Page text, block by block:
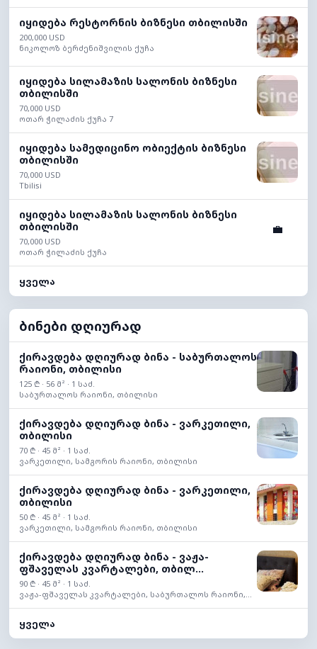
იყიდება რესტორნის ბიზნესი თბილისში
200,000 USD
ნიკოლოზ ბერძენიშვილის ქუჩა
იყიდება სილამაზის სალონის ბიზნესი
თბილისში
70,000 USD
ოთარ ჭილაძის ქუჩა 7
იყიდება სამედიცინო ობიექტის ბიზნესი
თბილისში
70,000 USD
Tbilisi
იყიდება სილამაზის სალონის ბიზნესი
თბილისში
70,000 USD
ოთარ ჭილაძის ქუჩა
💼
ყველა
ბინები დღიურად
ქირავდება დღიურად ბინა - საბურთალოს
რაიონი, თბილისი
125 ₾ · 56 მ² · 1 საძ.
საბურთალოს რაიონი, თბილისი
ქირავდება დღიურად ბინა - ვარკეთილი,
თბილისი
70 ₾ · 45 მ² · 1 საძ.
ვარკეთილი, სამგორის რაიონი, თბილისი
ქირავდება დღიურად ბინა - ვარკეთილი,
თბილისი
50 ₾ · 45 მ² · 1 საძ.
ვარკეთილი, სამგორის რაიონი, თბილისი
ქირავდება დღიურად ბინა - ვაჟა-
ფშაველას კვარტალები, თბილ...
90 ₾ · 45 მ² · 1 საძ.
ვაჟა-ფშაველას კვარტალები, საბურთალოს რაიონი,...
ყველა